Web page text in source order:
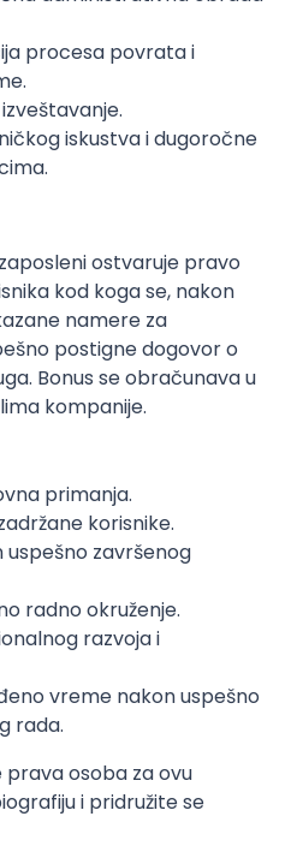
procesa povrata i
iskustva i dugoročne
ostvaruje pravo
kod koga se, nakon
namere za
postigne dogovor o
Bonus se obračunava u
kompanije.
primanja.
korisnike.
uspešno završenog
radno okruženje.
razvoja i
vreme nakon uspešno
rada.
osoba za ovu
i pridružite se